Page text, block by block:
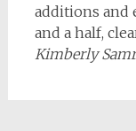
additions and
and a half,
Kimberly